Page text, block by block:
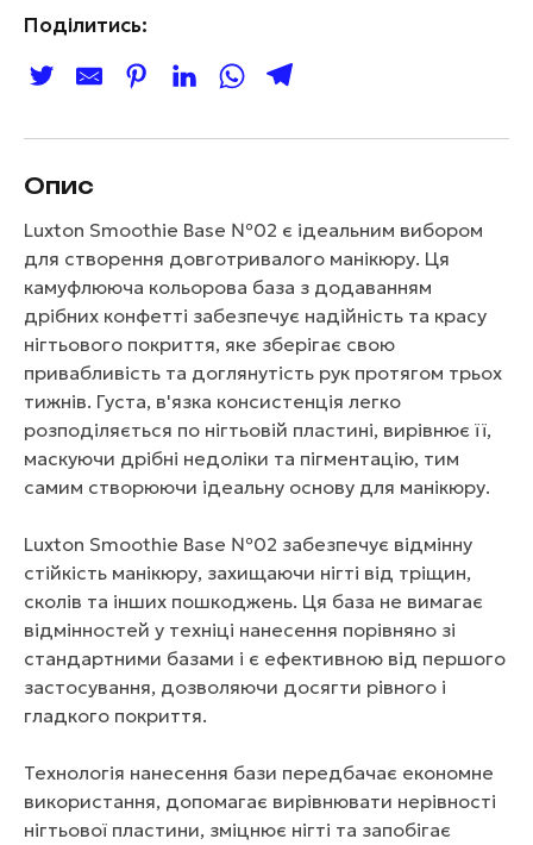
Поділитись:
Опис
Luxton Smoothie Base №02 є ідеальним вибором
для створення довготривалого манікюру. Ця
камуфлююча кольорова база з додаванням
дрібних конфетті забезпечує надійність та красу
нігтьового покриття, яке зберігає свою
привабливість та доглянутість рук протягом трьох
тижнів. Густа, в'язка консистенція легко
розподіляється по нігтьовій пластині, вирівнює її,
маскуючи дрібні недоліки та пігментацію, тим
самим створюючи ідеальну основу для манікюру.
Luxton Smoothie Base №02 забезпечує відмінну
стійкість манікюру, захищаючи нігті від тріщин,
сколів та інших пошкоджень. Ця база не вимагає
відмінностей у техніці нанесення порівняно зі
стандартними базами і є ефективною від першого
застосування, дозволяючи досягти рівного і
гладкого покриття.
Технологія нанесення бази передбачає економне
використання, допомагає вирівнювати нерівності
нігтьової пластини, зміцнює нігті та запобігає